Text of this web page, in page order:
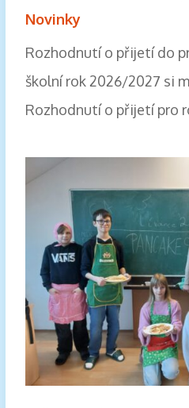
Novinky
Rozhodnutí o přijetí do
školní rok 2026/2027 si
Rozhodnutí o přijetí pro